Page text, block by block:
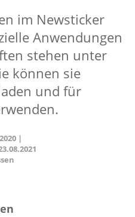
im Newsticker
Anwendungen
stehen unter
können sie
und für
|